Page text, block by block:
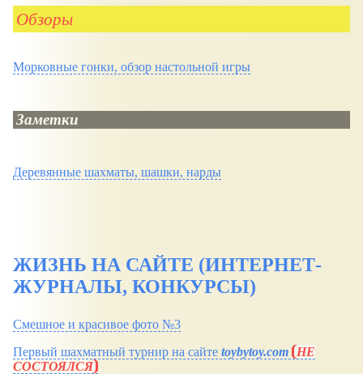
Обзоры
Морковные гонки, обзор настольной игры
Заметки
Деревянные шахматы, шашки, нарды
ЖИЗНЬ НА САЙТЕ (ИНТЕРНЕТ-
ЖУРНАЛЫ, КОНКУРСЫ)
Смешное и красивое фото №3
Первый шахматный турнир на сайте toybytoy.com
НЕ
СОСТОЯЛСЯ